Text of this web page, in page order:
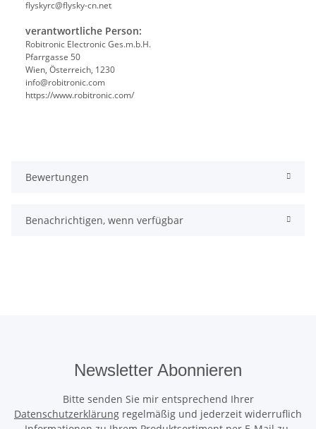
flyskyrc@flysky-cn.net
verantwortliche Person:
Robitronic Electronic Ges.m.b.H.
Pfarrgasse 50
Wien, Österreich, 1230
info@robitronic.com
https://www.robitronic.com/
Bewertungen
Benachrichtigen, wenn verfügbar
Newsletter Abonnieren
Bitte senden Sie mir entsprechend Ihrer
Datenschutzerklärung regelmäßig und jederzeit widerruflich